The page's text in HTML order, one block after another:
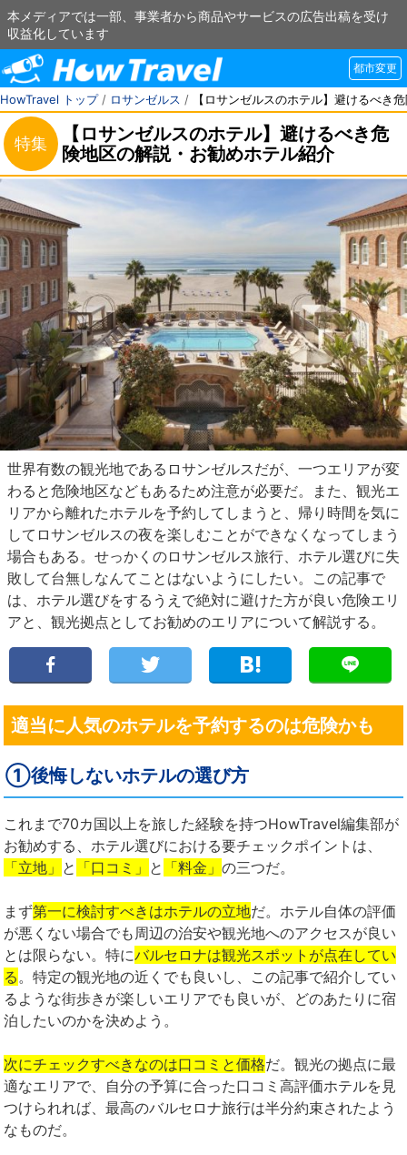
本メディアでは一部、事業者から商品やサービスの広告出稿を受け
収益化しています
都市変更
HowTravel トップ/ ロサンゼルス / 【ロサンゼルスのホテル】避けるべき
特集
【ロサンゼルスのホテル】避けるべき危
険地区の解説・お勧めホテル紹介
世界有数の観光地であるロサンゼルスだが、一つエリアが変
わると危険地区などもあるため注意が必要だ。また、観光エ
リアから離れたホテルを予約してしまうと、帰り時間を気に
してロサンゼルスの夜を楽しむことができなくなってしまう
場合もある。せっかくのロサンゼルス旅行、ホテル選びに失
敗して台無しなんてことはないようにしたい。この記事で
は、ホテル選びをするうえで絶対に避けた方が良い危険エリ
アと、観光拠点としてお勧めのエリアについて解説する。
適当に人気のホテルを予約するのは危険かも
①後悔しないホテルの選び方
これまで70カ国以上を旅した経験を持つHowTravel編集部が
お勧めする、ホテル選びにおける要チェックポイントは、
「立地」 と 「口コミ」 と 「料金」 の三つだ。
まず第一に検討すべきはホテルの立地だ。ホテル自体の評価
が悪くない場合でも周辺の治安や観光地へのアクセスが良い
とは限らない。特にバルセロナは観光スポットが点在してい
る。特定の観光地の近くでも良いし、この記事で紹介してい
るような街歩きが楽しいエリアでも良いが、どのあたりに宿
泊したいのかを決めよう。
次にチェックすべきなのは口コミと価格だ。観光の拠点に最
適なエリアで、自分の予算に合った口コミ高評価ホテルを見
つけられれば、最高のバルセロナ旅行は半分約束されたよう
なものだ。